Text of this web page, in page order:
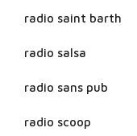
radio saint barth
radio salsa
radio sans pub
radio scoop